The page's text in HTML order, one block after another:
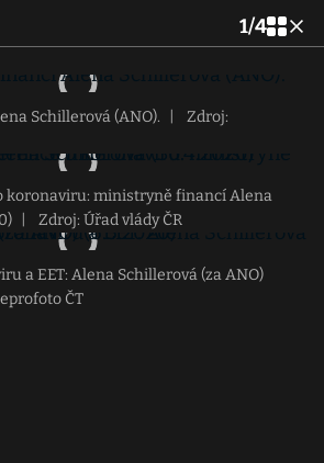
1/4
Schillerová (ANO).
Zdroj:
koronaviru: ministryně financí Alena
Zdroj: Úřad vlády ČR
a EET: Alena Schillerová (za ANO)
ČT